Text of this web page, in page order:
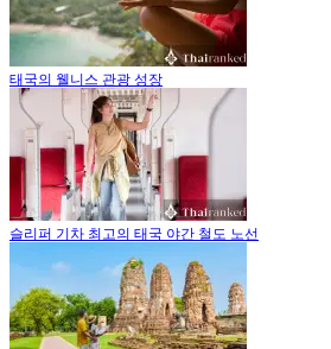
태국의 웰니스 관광 성장
슬리퍼 기차 최고의 태국 야간 철도 노선